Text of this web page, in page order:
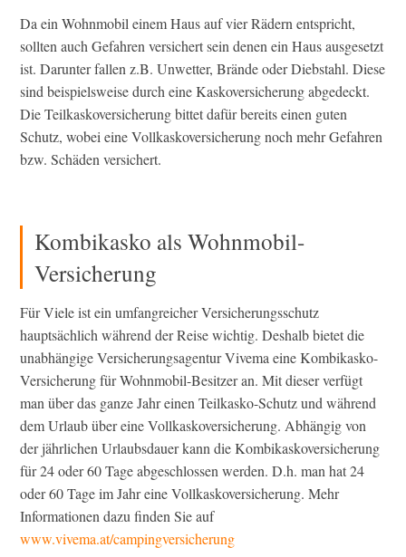
Da ein Wohnmobil einem Haus auf vier Rädern entspricht,
sollten auch Gefahren versichert sein denen ein Haus ausgesetzt
ist. Darunter fallen z.B. Unwetter, Brände oder Diebstahl. Diese
sind beispielsweise durch eine Kaskoversicherung abgedeckt.
Die Teilkaskoversicherung bittet dafür bereits einen guten
Schutz, wobei eine Vollkaskoversicherung noch mehr Gefahren
bzw. Schäden versichert.
Kombikasko als Wohnmobil-
Versicherung
Für Viele ist ein umfangreicher Versicherungsschutz
hauptsächlich während der Reise wichtig. Deshalb bietet die
unabhängige Versicherungsagentur Vivema eine Kombikasko-
Versicherung für Wohnmobil-Besitzer an. Mit dieser verfügt
man über das ganze Jahr einen Teilkasko-Schutz und während
dem Urlaub über eine Vollkaskoversicherung. Abhängig von
der jährlichen Urlaubsdauer kann die Kombikaskoversicherung
für 24 oder 60 Tage abgeschlossen werden. D.h. man hat 24
oder 60 Tage im Jahr eine Vollkaskoversicherung. Mehr
Informationen dazu finden Sie auf
www.vivema.at/campingversicherung